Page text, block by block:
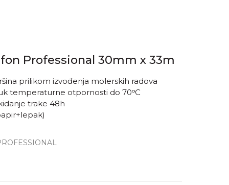
Professional 30mm x 33m
prilikom izvođenja molerskih radova
temperaturne otpornosti do 70ᵒC
trake 48h